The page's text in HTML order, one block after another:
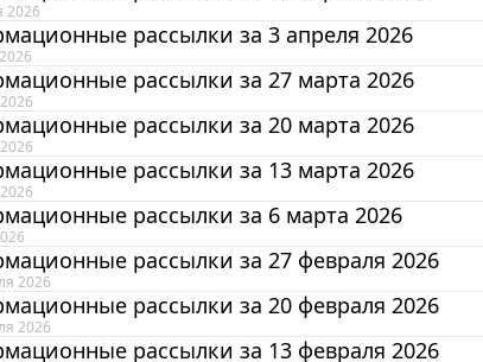
2026
рассылки за 3 апреля 2026
рассылки за 27 марта 2026
рассылки за 20 марта 2026
рассылки за 13 марта 2026
рассылки за 6 марта 2026
рассылки за 27 февраля 2026
2026
рассылки за 20 февраля 2026
2026
рассылки за 13 февраля 2026